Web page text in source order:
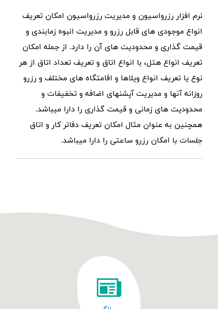
نرم افزار رزرواسیون و مدیریت رزرواسیون امکان تعریف
انواع موجودی های قابل رزرو و مدیریت انبوه زمابندی و
قیمت گذاری و محدودیت های آن را دارد. از جمله امکان
تعریف انواع هتل، با انواع اتاق و تعریف تعداد اتاق از هر
نوع یا تعریف انواع ویلاها و اقامتگاه های مختلف و رزرو
روزانه آنها و مدیریت آپشنهای اضافه و تخفیفات و
محدودیت های زمانی و قیمت گذاری را دارا میباشد.
همچنین به عنوان مثال امکان تعریف دفاتر کار و اتاق
جلسات با امکان رزرو ساعتی را دارا میباشد.